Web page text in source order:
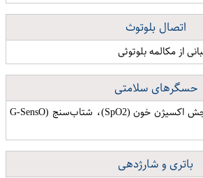
اتصال بلوتوث
حسگرهای سلامتی
سنسور ضربان قلب، سنجش اکسیژن خون (SpO2)، شتاب‌سنج (G-SensO​
باتری و شارژدهی